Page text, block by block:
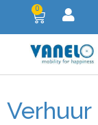
0
Verhuur